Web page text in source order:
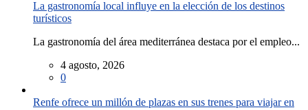
La gastronomía local influye en la elección de los destinos
turísticos
La gastronomía del área mediterránea destaca por el empleo...
4 agosto, 2026
0
Renfe ofrece un millón de plazas en sus trenes para viajar en